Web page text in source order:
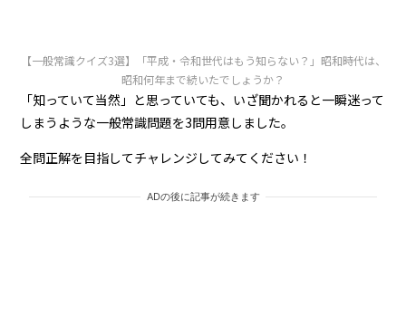
【一般常識クイズ3選】「平成・令和世代はもう知らない？」昭和時代は、
昭和何年まで続いたでしょうか？
「知っていて当然」と思っていても、いざ聞かれると一瞬迷って
しまうような一般常識問題を3問用意しました。
全問正解を目指してチャレンジしてみてください！
ADの後に記事が続きます